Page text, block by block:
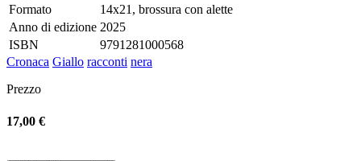
Formato
14x21, brossura con alette
Anno di edizione 2025
ISBN
9791281000568
Cronaca Giallo racconti nera
Prezzo
17,00 €